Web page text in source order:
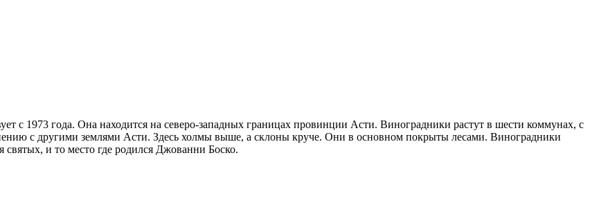
с 1973 года. Она находится на северо-западных границах провинции Асти. Виноградники растут в шести коммунах, с
с другими землями Асти. Здесь холмы выше, а склоны круче. Они в основном покрыты лесами. Виноградники
святых, и то место где родился Джованни Боско.